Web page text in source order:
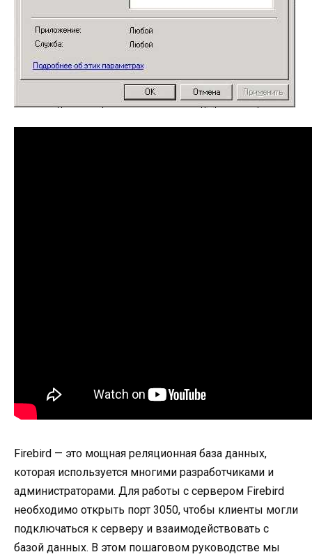
Firebird — это мощная реляционная база данных,
которая используется многими разработчиками и
администраторами. Для работы с сервером Firebird
необходимо открыть порт 3050, чтобы клиенты могли
подключаться к серверу и взаимодействовать с
базой данных. В этом пошаговом руководстве мы